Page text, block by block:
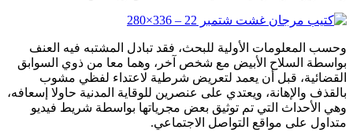
وحسب المعلومات الأولية للبحث، فقد تبادل المشتبه فيه العنف
بواسطة السلاح الأبيض مع شخص آخر، وهما معا من ذوي السوابق
القضائية، قبل أن يعمد لتعريض شرطية لاعتداء لفظي مشوب
بالقذف والإهانة، ويعتدي على عنصرين للوقاية المدنية حاولا إسعافه،
وهي الأحداث التي تم توثيق بعض مجرياتها بواسطة شريط فيديو
متداول على مواقع التواصل الاجتماعي.